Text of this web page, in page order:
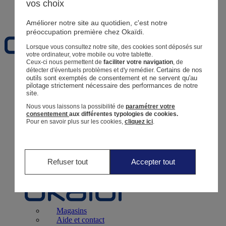
Naissance0 - 12 mois
Magasins
Retour
Bébé Fille3 mois - 5 ans
Magasins
Aide et contact
vos choix
Améliorer notre site au quotidien, c'est notre
préoccupation première chez Okaïdi.
Lorsque vous consultez notre site, des cookies sont déposés sur
votre ordinateur, votre mobile ou votre tablette.
Ceux-ci nous permettent defaciliter votre navigation , de
détecter d'éventuels problèmes et d'y remédier.Certains de nos
outils sont exemptés de consentement et ne servent qu'au
pilotage strictement nécessaire des performances de notre
site.
Nous vous laissons la possibilité deparamétrer votre
consentementaux différentes typologies de cookies.
Pour en savoir plus sur les cookies,cliquez ici
Refuser tout Accepter tout